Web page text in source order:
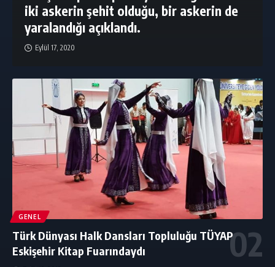
iki askerin şehit olduğu, bir askerin de
yaralandığı açıklandı.
Eylül 17, 2020
GENEL
Türk Dünyası Halk Dansları Topluluğu TÜYAP
Eskişehir Kitap Fuarındaydı